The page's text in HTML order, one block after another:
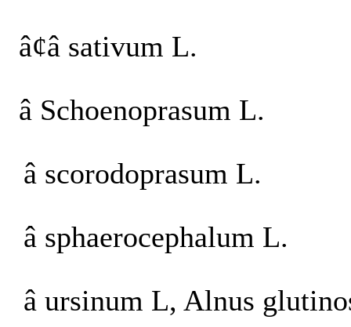
â¢â sativum L.
â Schoenoprasum L.
â scorodoprasum L.
â sphaerocephalum L.
â ursinum L, Alnus